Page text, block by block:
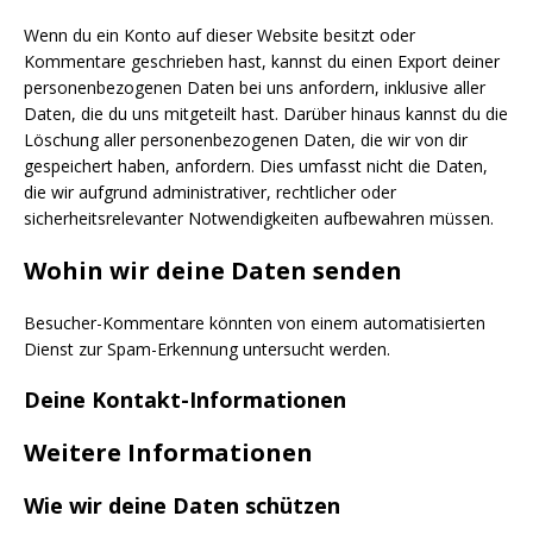
Wenn du ein Konto auf dieser Website besitzt oder
Kommentare geschrieben hast, kannst du einen Export deiner
personenbezogenen Daten bei uns anfordern, inklusive aller
Daten, die du uns mitgeteilt hast. Darüber hinaus kannst du die
Löschung aller personenbezogenen Daten, die wir von dir
gespeichert haben, anfordern. Dies umfasst nicht die Daten,
die wir aufgrund administrativer, rechtlicher oder
sicherheitsrelevanter Notwendigkeiten aufbewahren müssen.
Wohin wir deine Daten senden
Besucher-Kommentare könnten von einem automatisierten
Dienst zur Spam-Erkennung untersucht werden.
Deine Kontakt-Informationen
Weitere Informationen
Wie wir deine Daten schützen